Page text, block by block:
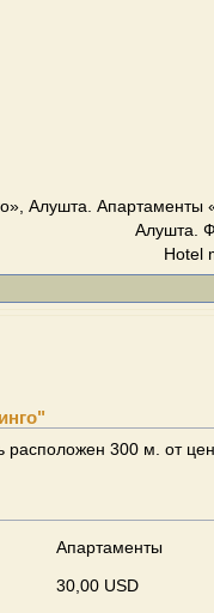
Алушта.
Алушта.
Hotel
расположен 300 м. от
Апартаменты
30,00 USD